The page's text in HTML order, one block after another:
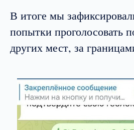
В итоге мы
попытки проголосовать
других мест, за